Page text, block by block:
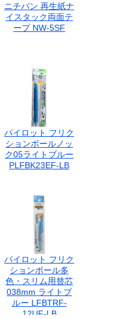
ニチバン 再生紙ナ
イスタック両面テ
ープ NW-5SF
パイロット フリク
ションボールノッ
ク05ライトブルー
PLFBK23EF-LB
パイロット フリク
ションボール多
色・スリム用替芯
038mm ライトブ
ルー LFBTRF-
12UF-LB